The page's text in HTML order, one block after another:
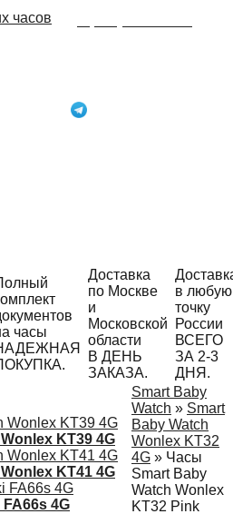
часы
Доставка
по Москве
и
Московской
области
В ДЕНЬ
ЗАКАЗА.
в любую
точку
России
ВСЕГО
ЗА 2-3
ДНЯ.
KT39 4G
KT41 4G
4G
Smart Baby
Watch » Smart
Baby Watch
Wonlex KT32
4G » Часы
Smart Baby
Watch Wonlex
KT32 Pink